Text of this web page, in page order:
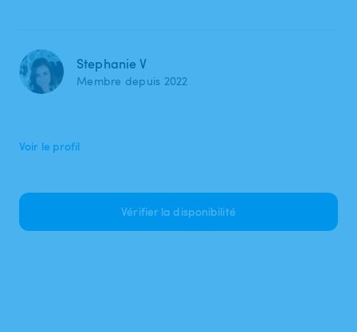
Stephanie V
Membre depuis 2022
Voir le profil
Vérifier la disponibilité